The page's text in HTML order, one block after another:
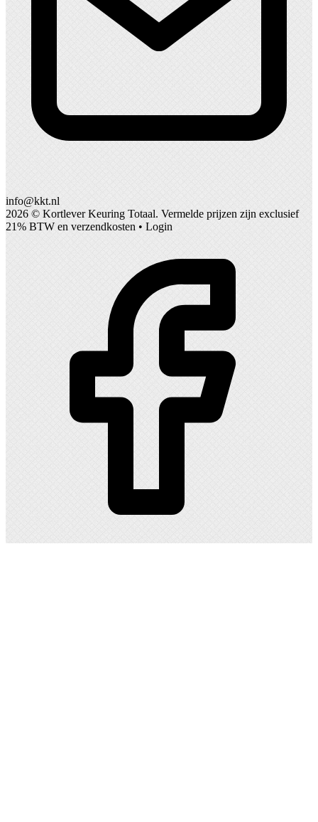
info@kkt.nl
2026 © Kortlever Keuring Totaal. Vermelde prijzen zijn exclusief
21% BTW en verzendkosten • Login